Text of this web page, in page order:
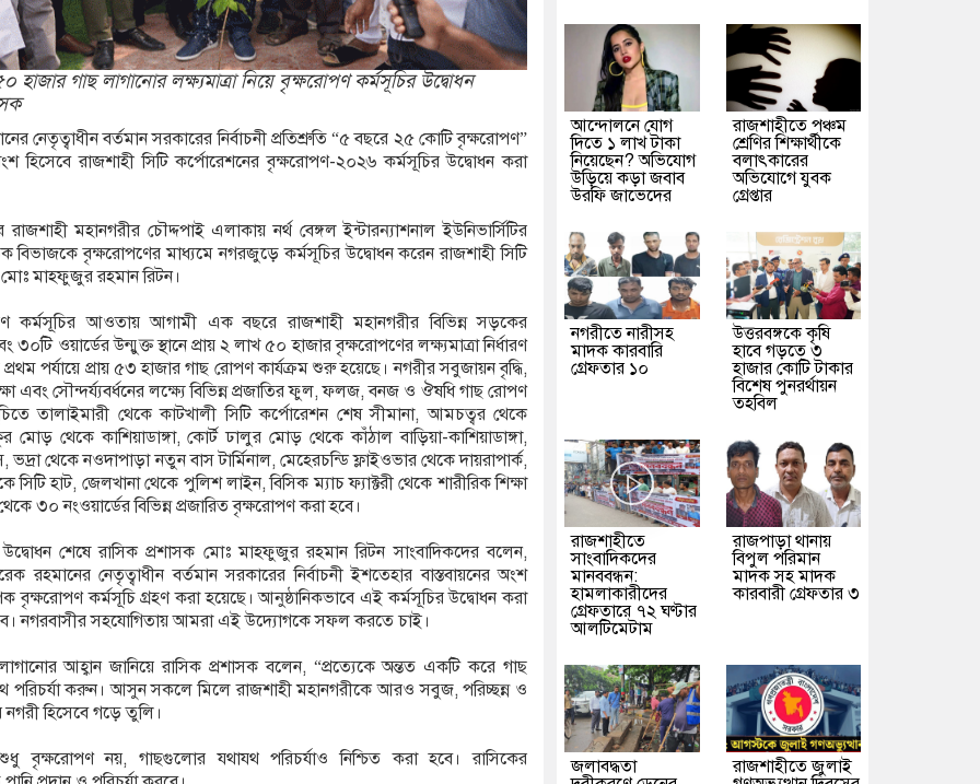
হাজার গাছ লাগানোর লক্ষ্যমাত্রা নিয়ে বৃক্ষরোপণ কর্মসূচির উদ্বোধন
নেতৃত্বাধীন বর্তমান সরকারের নির্বাচনী প্রতিশ্রুতি “৫ বছরে ২৫ কোটি বৃক্ষরোপণ”
হিসেবে রাজশাহী সিটি কর্পোরেশনের বৃক্ষরোপণ-২০২৬ কর্মসূচির উদ্বোধন করা
মহানগরীর চৌদ্দপাই এলাকায় নর্থ বেঙ্গল ইন্টারন্যাশনাল ইউনিভার্সিটির
বৃক্ষরোপণের মাধ্যমে নগরজুড়ে কর্মসূচির উদ্বোধন করেন রাজশাহী সিটি
মোঃ মাহফুজুর রহমান রিটন।
কর্মসূচির আওতায় আগামী এক বছরে রাজশাহী মহানগরীর বিভিন্ন সড়কের
ওয়ার্ডের উন্মুক্ত স্থানে প্রায় ২ লাখ ৫০ হাজার বৃক্ষরোপণের লক্ষ্যমাত্রা নির্ধারণ
পর্যায়ে প্রায় ৫৩ হাজার গাছ রোপণ কার্যক্রম শুরু হয়েছে। নগরীর সবুজায়ন বৃদ্ধি,
এবং সৌন্দর্য্যবর্ধনের লক্ষ্যে বিভিন্ন প্রজাতির ফুল, ফলজ, বনজ ও ঔষধি গাছ রোপণ
তালাইমারী থেকে কাটখালী সিটি কর্পোরেশন শেষ সীমানা, আমচত্বর থেকে
মোড় থেকে কাশিয়াডাঙ্গা, কোর্ট ঢালুর মোড় থেকে কাঁঠাল বাড়িয়া-কাশিয়াডাঙ্গা,
ভদ্রা থেকে নওদাপাড়া নতুন বাস টার্মিনাল, মেহেরচন্ডি ফ্লাইওভার থেকে দায়রাপার্ক,
সিটি হাট, জেলখানা থেকে পুলিশ লাইন, বিসিক ম্যাচ ফ্যাক্টরী থেকে শারীরিক শিক্ষা
৩০ নংওয়ার্ডের বিভিন্ন প্রজারিত বৃক্ষরোপণ করা হবে।
উদ্বোধন শেষে রাসিক প্রশাসক মোঃ মাহফুজুর রহমান রিটন সাংবাদিকদের বলেন,
রহমানের নেতৃত্বাধীন বর্তমান সরকারের নির্বাচনী ইশতেহার বাস্তবায়নের অংশ
বৃক্ষরোপণ কর্মসূচি গ্রহণ করা হয়েছে। আনুষ্ঠানিকভাবে এই কর্মসূচির উদ্বোধন করা
নগরবাসীর সহযোগিতায় আমরা এই উদ্যোগকে সফল করতে চাই।
আহ্বান জানিয়ে রাসিক প্রশাসক বলেন, “প্রত্যেকে অন্তত একটি করে গাছ
পরিচর্যা করুন। আসুন সকলে মিলে রাজশাহী মহানগরীকে আরও সবুজ, পরিচ্ছন্ন ও
নগরী হিসেবে গড়ে তুলি।
বৃক্ষরোপণ নয়, গাছগুলোর যথাযথ পরিচর্যাও নিশ্চিত করা হবে। রাসিকের
আন্দোলনে যোগ
দিতে ১ লাখ টাকা
নিয়েছেন? অভিযোগ
উড়িয়ে কড়া জবাব
উরফি জাভেদের
রাজশাহীতে পঞ্চম
শ্রেণির শিক্ষার্থীকে
বলাৎকারের
অভিযোগে যুবক
গ্রেপ্তার
নগরীতে নারীসহ
মাদক কারবারি
গ্রেফতার ১০
উত্তরবঙ্গকে কৃষি
হাবে গড়তে ৩
হাজার কোটি টাকার
বিশেষ পুনরর্থায়ন
তহবিল
রাজশাহীতে
সাংবাদিকদের
মানববন্ধন:
হামলাকারীদের
গ্রেফতারে ৭২ ঘণ্টার
আলটিমেটাম
রাজপাড়া থানায়
বিপুল পরিমান
মাদক সহ মাদক
কারবারী গ্রেফতার ৩
জলাবদ্ধতা
রাজশাহীতে জুলাই